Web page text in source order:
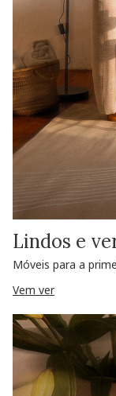
Lindos e
Móveis para a
Vem ver